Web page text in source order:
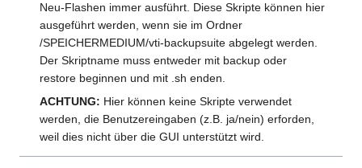
Neu-Flashen immer ausführt. Diese Skripte können hier
ausgeführt werden, wenn sie im Ordner
/SPEICHERMEDIUM/vti-backupsuite abgelegt werden.
Der Skriptname muss entweder mit backup oder
restore beginnen und mit .sh enden.
ACHTUNG: Hier können keine Skripte verwendet
werden, die Benutzereingaben (z.B. ja/nein) erforden,
weil dies nicht über die GUI unterstützt wird.